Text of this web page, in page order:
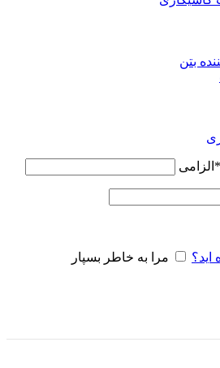
بتن
* الزامی
مرا به خاطر بسپار